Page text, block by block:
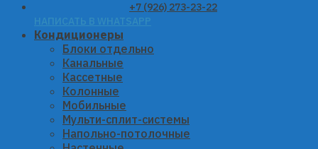
+7 (926) 273-23-22
НАПИСАТЬ В WHATSAPP
Кондиционеры
Блоки отдельно
Канальные
Кассетные
Колонные
Мобильные
Мульти-сплит-системы
Напольно-потолочные